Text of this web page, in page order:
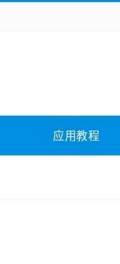
插件下载
应用教程